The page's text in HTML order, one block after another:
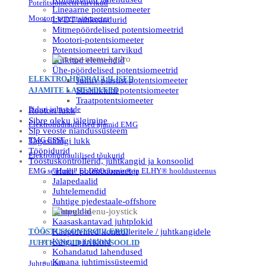
Lineaarne potentsiomeeter
LVDT nihkeandurid
Mitmepöördelised potentsiomeetrid
Mootori-potentsiomeeter
Potentsiomeetri tarvikud
Trükitud elemendid
Ühe-pöördelised potentsiomeetrid
Juhtiv plastist potentsiomeeter
Süsinikkihi potentsiomeeter
Traatpotentsiomeeter
Rootori lukk
Sibre oleku jälgimine
Slp veoste niandussüsteem
Tagasilõõgi lukk
Tööpidurid
Tööstuskontrollerid, juhtkangid ja konsoolid
"Halli" potentsiomeeter
Jalapedaalid
Juhtelemendid
Juhtige pjedestaale-offshore
Juhtpuldid
Kaasaskantavad juhtplokid
Käepidemed kontrolleritele / juhtkangidele
Käigu piirlülitid
Kohandatud lahendused
Kraana juhtimissüsteemid
Potentsiomeetri tarvikud
Mootori-potentsiomeeter
ELEKTRO-HÜDRAULILISED
AJAMITE LAHENDUSED
Piduri juhtseade
Elektrohüdraulilised ajamid EMG
EMG ESSE
Elektrohüdraulilised tõukurid
EMG seadmete ELDROclassic® ja ELHY® hooldusteenus
TÖÖSTUSKONTROLLERID,
JUHTKANGID JA KONSOOLID
Juhtpuldid